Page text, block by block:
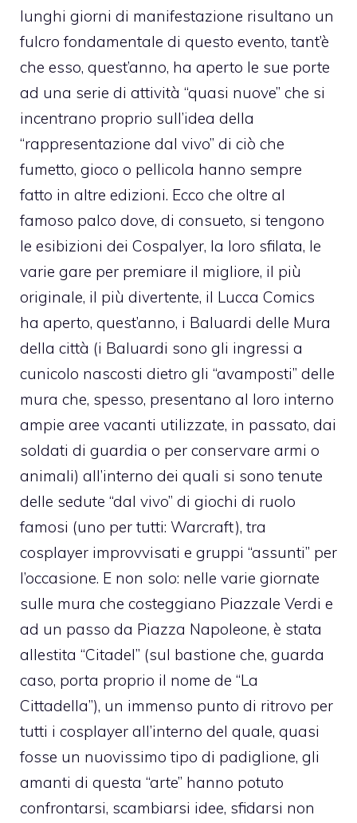
lunghi giorni di manifestazione risultano un
fulcro fondamentale di questo evento, tant’è
che esso, quest’anno, ha aperto le sue porte
ad una serie di attività “quasi nuove” che si
incentrano proprio sull’idea della
“rappresentazione dal vivo” di ciò che
fumetto, gioco o pellicola hanno sempre
fatto in altre edizioni. Ecco che oltre al
famoso palco dove, di consueto, si tengono
le esibizioni dei Cospalyer, la loro sfilata, le
varie gare per premiare il migliore, il più
originale, il più divertente, il Lucca Comics
ha aperto, quest’anno, i Baluardi delle Mura
della città (i Baluardi sono gli ingressi a
cunicolo nascosti dietro gli “avamposti” delle
mura che, spesso, presentano al loro interno
ampie aree vacanti utilizzate, in passato, dai
soldati di guardia o per conservare armi o
animali) all’interno dei quali si sono tenute
delle sedute “dal vivo” di giochi di ruolo
famosi (uno per tutti: Warcraft), tra
cosplayer improvvisati e gruppi “assunti” per
l’occasione. E non solo: nelle varie giornate
sulle mura che costeggiano Piazzale Verdi e
ad un passo da Piazza Napoleone, è stata
allestita “Citadel” (sul bastione che, guarda
caso, porta proprio il nome de “La
Cittadella”), un immenso punto di ritrovo per
tutti i cosplayer all’interno del quale, quasi
fosse un nuovissimo tipo di padiglione, gli
amanti di questa “arte” hanno potuto
confrontarsi, scambiarsi idee, sfidarsi non